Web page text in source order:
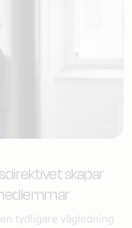
skapar
tydligare vägledning